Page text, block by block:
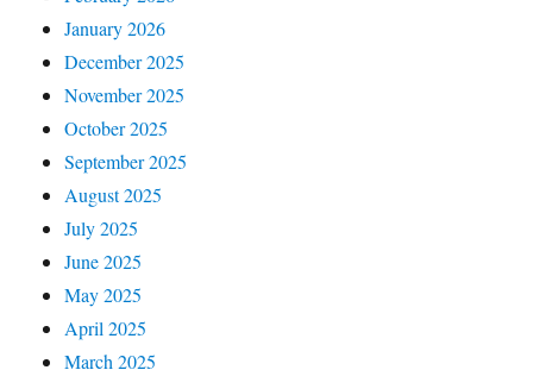
January 2026
December 2025
November 2025
October 2025
September 2025
August 2025
July 2025
June 2025
May 2025
April 2025
March 2025